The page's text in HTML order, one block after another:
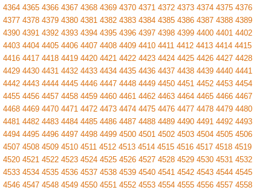
4364 4365 4366 4367 4368 4369 4370 4371 4372 4373 4374 4375 4376
4377 4378 4379 4380 4381 4382 4383 4384 4385 4386 4387 4388 4389
4390 4391 4392 4393 4394 4395 4396 4397 4398 4399 4400 4401 4402
4403 4404 4405 4406 4407 4408 4409 4410 4411 4412 4413 4414 4415
4416 4417 4418 4419 4420 4421 4422 4423 4424 4425 4426 4427 4428
4429 4430 4431 4432 4433 4434 4435 4436 4437 4438 4439 4440 4441
4442 4443 4444 4445 4446 4447 4448 4449 4450 4451 4452 4453 4454
4455 4456 4457 4458 4459 4460 4461 4462 4463 4464 4465 4466 4467
4468 4469 4470 4471 4472 4473 4474 4475 4476 4477 4478 4479 4480
4481 4482 4483 4484 4485 4486 4487 4488 4489 4490 4491 4492 4493
4494 4495 4496 4497 4498 4499 4500 4501 4502 4503 4504 4505 4506
4507 4508 4509 4510 4511 4512 4513 4514 4515 4516 4517 4518 4519
4520 4521 4522 4523 4524 4525 4526 4527 4528 4529 4530 4531 4532
4533 4534 4535 4536 4537 4538 4539 4540 4541 4542 4543 4544 4545
4546 4547 4548 4549 4550 4551 4552 4553 4554 4555 4556 4557 4558